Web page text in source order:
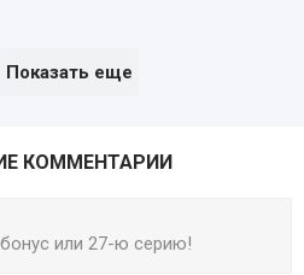
Показать еще
КОММЕНТАРИИ
или 27-ю серию!